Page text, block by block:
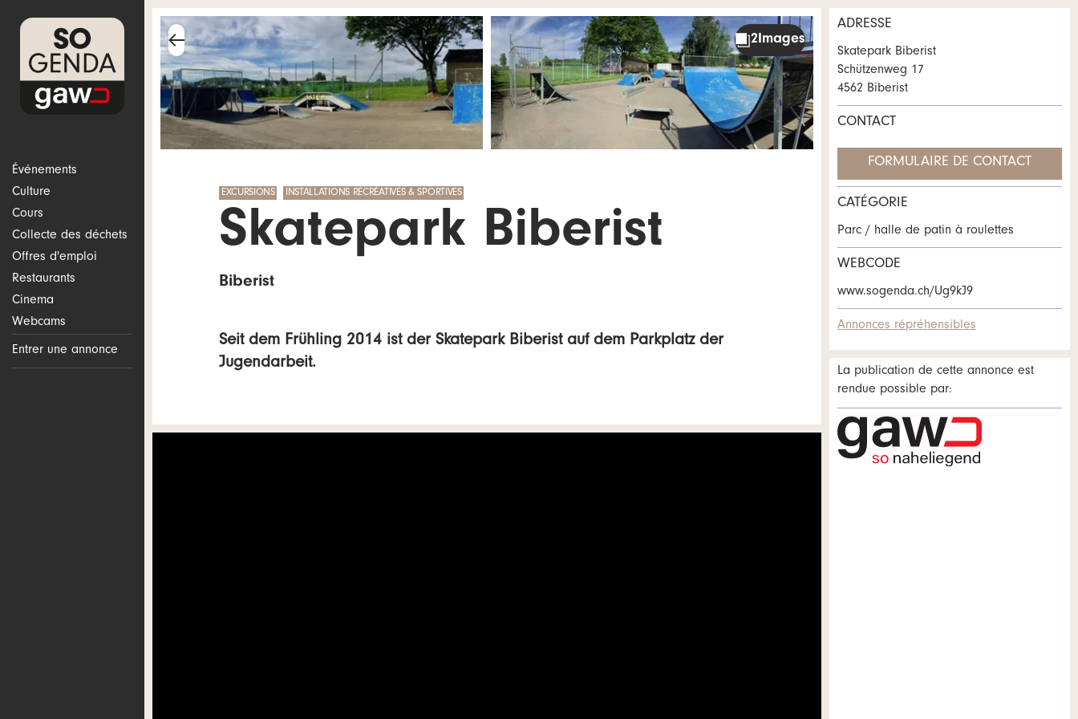
Événements
Culture
Cours
Collecte des déchets
Offres d'emploi
Restaurants
Cinema
Webcams
Entrer une annonce
EXCURSIONS INSTALLATIONS RÉCRÉATIVES & SPORTIVES
Skatepark Biberist
Biberist
Seit dem Frühling 2014 ist der Skatepark Biberist auf dem Parkplatz der
Jugendarbeit.
ADRESSE
Skatepark Biberist
Schützenweg 17
4562 Biberist
CONTACT
FORMULAIRE DE CONTACT
CATÉGORIE
Parc / halle de patin à roulettes
WEBCODE
www.sogenda.ch/Ug9kJ9
Annonces répréhensibles
La publication de cette annonce est
rendue possible par: